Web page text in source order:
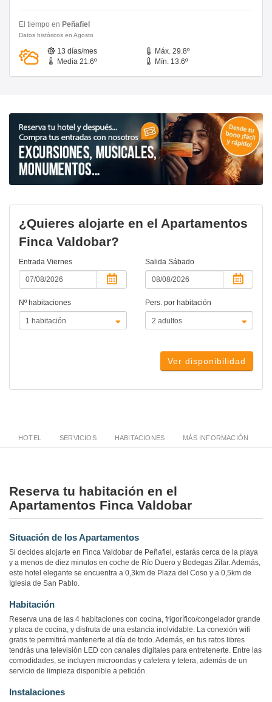
El tiempo en Peñafiel
Datos históricos en Agosto
13 días/mes
Máx. 29.8º
Media 21.6º
Mín. 13.6º
¿Quieres alojarte en el Apartamentos
Finca Valdobar?
Entrada Viernes Salida Sábado
Nº habitaciones Pers. por habitación
Ver disponibilidad
HOTEL SERVICIOS HABITACIONES MÁS INFORMACIÓN
Reserva tu habitación en el
Apartamentos Finca Valdobar
Situación de los Apartamentos
Si decides alojarte en Finca Valdobar de Peñafiel, estarás cerca de la playa
y a menos de diez minutos en coche de Río Duero y Bodegas Zífar. Además,
este hotel elegante se encuentra a 0,3km de Plaza del Coso y a 0,5km de
Iglesia de San Pablo.
Habitación
Reserva una de las 4 habitaciones con cocina, frigorífico/congelador grande
y placa de cocina, y disfruta de una estancia inolvidable. La conexión wifi
gratis te permitirá mantenerte al día de todo. Además, en tus ratos libres
tendrás una televisión LED con canales digitales para entretenerte. Entre las
comodidades, se incluyen microondas y cafetera y tetera, además de un
servicio de limpieza disponible a petición.
Instalaciones